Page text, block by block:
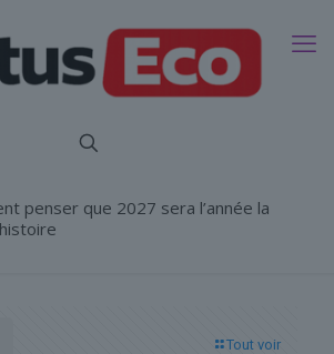
penser que 2027 sera l’année la
Tout voir